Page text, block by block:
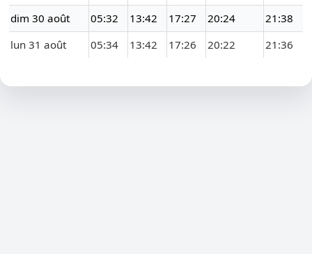
dim 30 août
05:32 13:42 17:27 20:24
21:38
lun 31 août
05:34 13:42 17:26 20:22 21:36